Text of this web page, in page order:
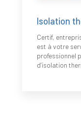
Isolation
Certif,
est à votre
professionnel
d’isolation